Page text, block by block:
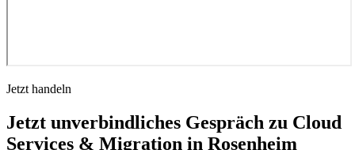
Jetzt handeln
Jetzt unverbindliches Gespräch zu Cloud
Services & Migration in Rosenheim